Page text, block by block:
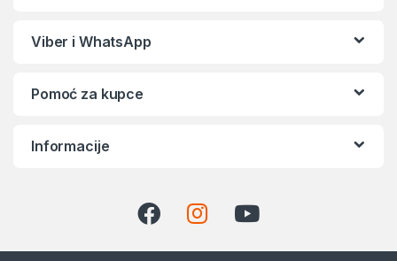
Viber i WhatsApp
Pomoć za kupce
Informacije